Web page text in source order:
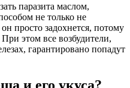
паразита маслом,
не только не
просто задохнется, потому
этом все возбудители,
гарантировано попадут
и его укуса?